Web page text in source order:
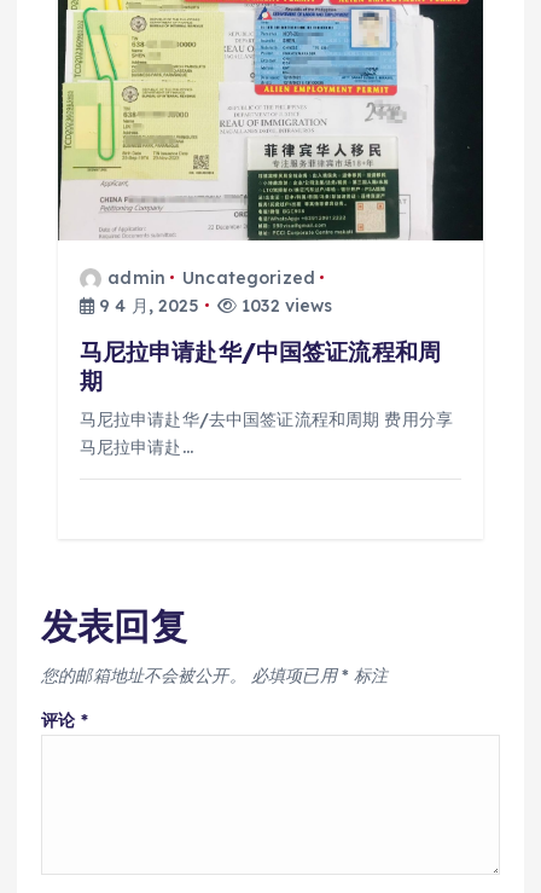
admin
Uncategorized
9 4 月, 2025
1032 views
马尼拉申请赴华/中国签证流程和周
期
马尼拉申请赴华/去中国签证流程和周期 费用分享
马尼拉申请赴…
发表回复
您的邮箱地址不会被公开。 必填项已用* 标注
评论 *